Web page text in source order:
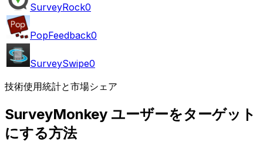
SurveyRock0
PopFeedback0
SurveySwipe0
技術使用統計と市場シェア
SurveyMonkey ユーザーをターゲット
にする方法